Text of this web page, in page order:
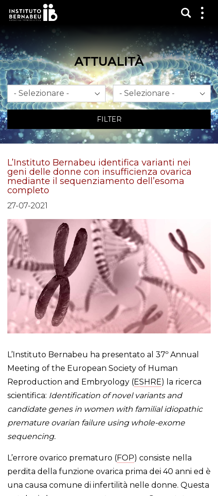
ATTUALITÀ
Mese Anno
FILTER
L’Instituto Bernabeu identifica varianti nei
geni delle donne con insufficienza ovarica
mediante il sequenziamento dell’esoma
completo
27-07-2021
L’Instituto Bernabeu ha presentato al 37º Annual
Meeting of the European Society of Human
Reproduction and Embryology (ESHRE) la ricerca
scientifica: Identification of novel variants and
candidate genes in women with familial idiopathic
premature ovarian failure using whole-exome
sequencing.
L’errore ovarico prematuro (FOP) consiste nella
perdita della funzione ovarica prima dei 40 anni ed è
una causa comune di infertilità nelle donne. Questa